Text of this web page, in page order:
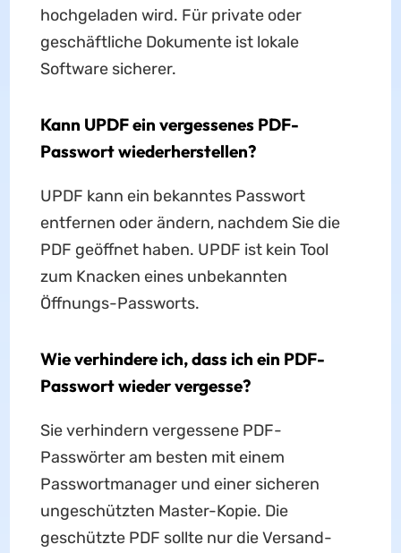
hochgeladen wird. Für private oder
geschäftliche Dokumente ist lokale
Software sicherer.
Kann UPDF ein vergessenes PDF-
Passwort wiederherstellen?
UPDF kann ein bekanntes Passwort
entfernen oder ändern, nachdem Sie die
PDF geöffnet haben. UPDF ist kein Tool
zum Knacken eines unbekannten
Öffnungs-Passworts.
Wie verhindere ich, dass ich ein PDF-
Passwort wieder vergesse?
Sie verhindern vergessene PDF-
Passwörter am besten mit einem
Passwortmanager und einer sicheren
ungeschützten Master-Kopie. Die
geschützte PDF sollte nur die Versand-